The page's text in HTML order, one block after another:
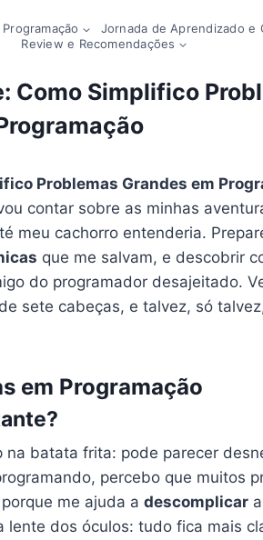
Jornada de Aprendizado e
Review e Recomendações
Como Simplifico
Problemas Grandes em
contar sobre as minhas
meu cachorro entenderia.
que me salvam, e descobrir
do programador desajeitado.
sete cabeças, e talvez, só
em Programação
na batata frita: pode parecer
percebo que muitos
me ajuda adescomplicar
lente dos óculos: tudo fica mais